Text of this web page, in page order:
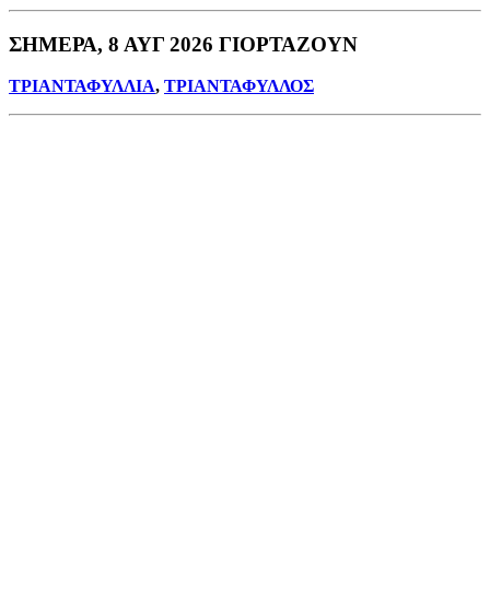
ΣΗΜΕΡΑ, 8 ΑΥΓ 2026 ΓΙΟΡΤΑΖΟΥΝ
ΤΡΙΑΝΤΑΦΥΛΛΙΑ, ΤΡΙΑΝΤΑΦΥΛΛΟΣ